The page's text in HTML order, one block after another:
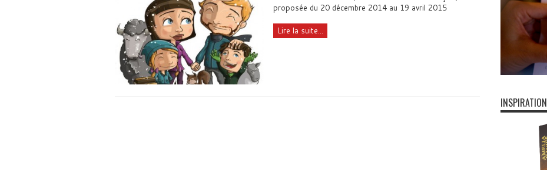
proposée du 20 décembre 2014 au 19 avril 2015
Lire la suite...
INSPIRATION